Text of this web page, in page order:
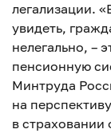
легализации.
увидеть,
нелегально, –
пенсионную
Минтруда
на
в страховании